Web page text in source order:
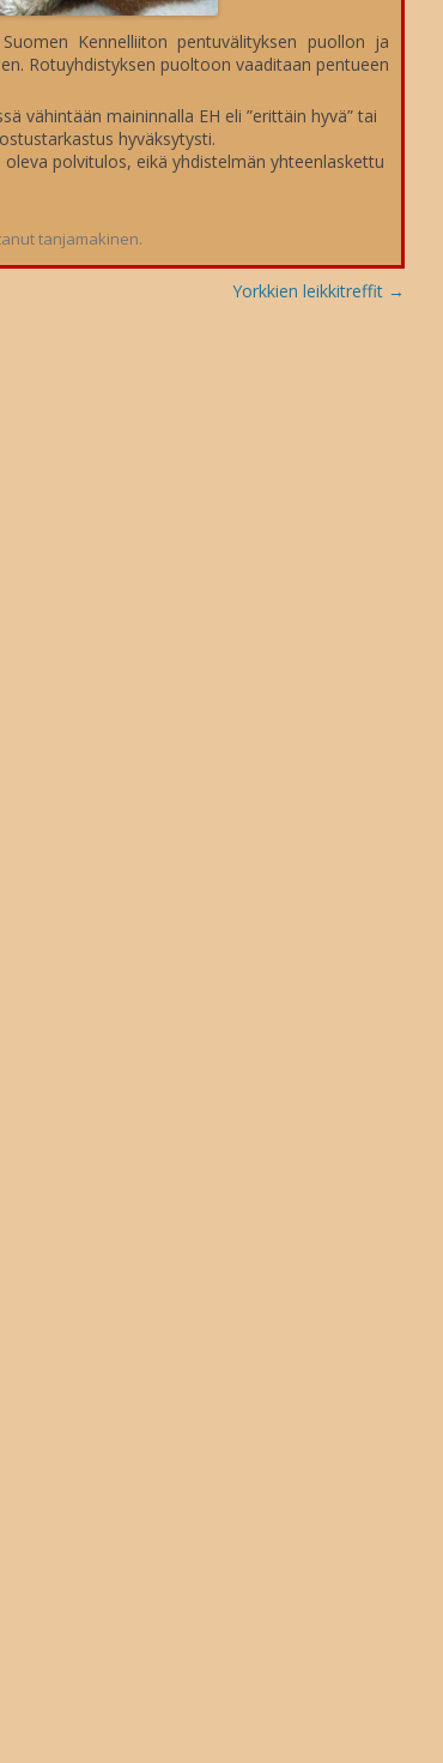
TULOKSET 2018
TULOKSET 2017
TULOKSET 2016
Kennelliiton pentuvälityksen puollon ja
Rotuyhdistyksen puoltoon vaaditaan pentueen
vähintään maininnalla EH eli ”erittäin hyvä” tai
hyväksytysti.
polvitulos, eikä yhdistelmän yhteenlaskettu
tanjamakinen.
Yorkkien leikkitreffit →